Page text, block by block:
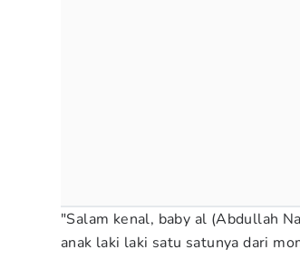
"Salam kenal, baby al (Abdullah
anak laki laki satu satunya dari